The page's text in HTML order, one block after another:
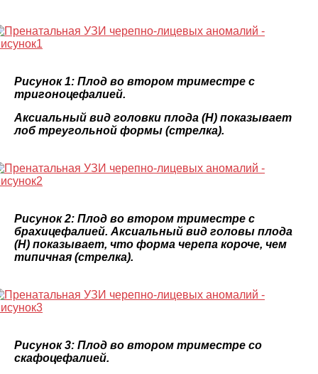
Рисунок 1: Плод во втором триместре с
тригоноцефалией.
Аксиальный вид головки плода (H) показывает
лоб треугольной формы (стрелка).
Рисунок 2: Плод во втором триместре с
брахицефалией. Аксиальный вид головы плода
(H) показывает, что форма черепа короче, чем
типичная (стрелка).
Рисунок 3: Плод во втором триместре со
скафоцефалией.